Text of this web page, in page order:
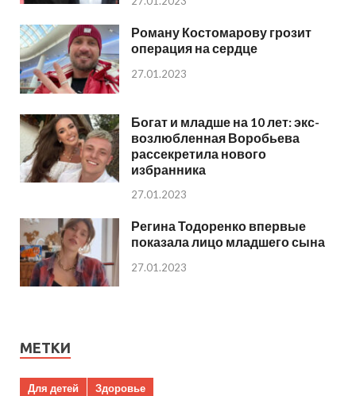
Роману Костомарову грозит
операция на сердце
27.01.2023
Богат и младше на 10 лет: экс-
возлюбленная Воробьева
рассекретила нового
избранника
27.01.2023
Регина Тодоренко впервые
показала лицо младшего сына
27.01.2023
МЕТКИ
Для детей
Здоровье